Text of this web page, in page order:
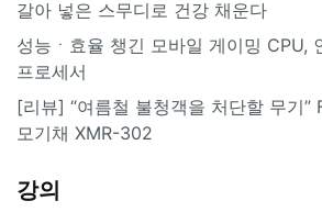
갈아 넣은 스무디로 건강 채운다
성능ㆍ효율 챙긴 모바일 게이밍 CPU,
프로세서
[리뷰] “여름철 불청객을 처단할 무기”
모기채 XMR-302
강의